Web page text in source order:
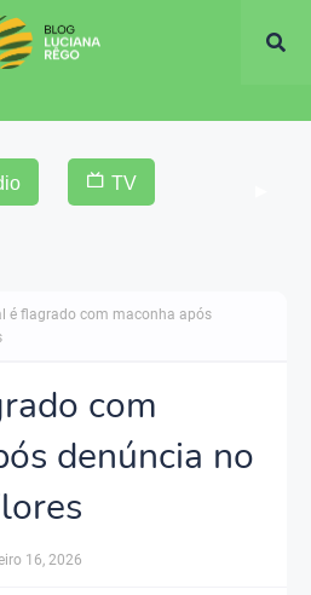
TV
é flagrado com maconha após
com
denúncia no
16, 2026